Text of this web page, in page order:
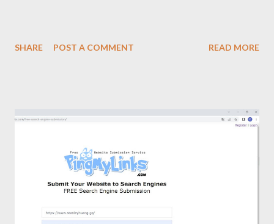
SHARE POST A COMMENT READ MORE